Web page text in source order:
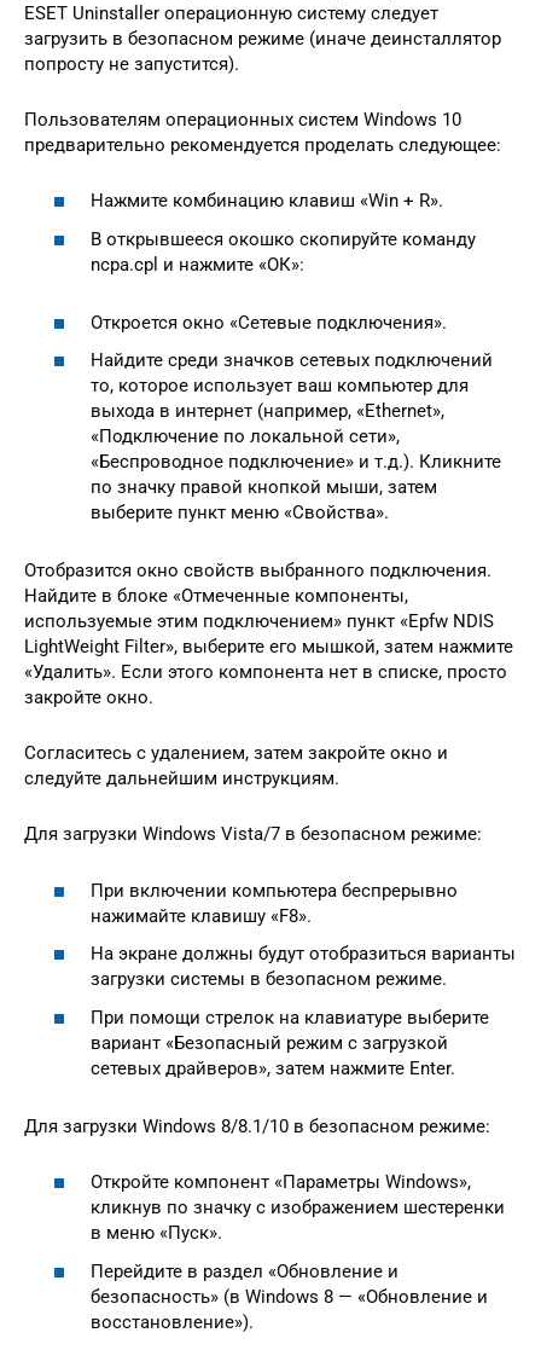
ESET Uninstaller операционную систему следует
загрузить в безопасном режиме (иначе деинсталлятор
попросту не запустится).
Пользователям операционных систем Windows 10
предварительно рекомендуется проделать следующее:
Нажмите комбинацию клавиш «Win + R».
В открывшееся окошко скопируйте команду
ncpa.cpl и нажмите «ОК»:
Откроется окно «Сетевые подключения».
Найдите среди значков сетевых подключений
то, которое использует ваш компьютер для
выхода в интернет (например, «Ethernet»,
«Подключение по локальной сети»,
«Беспроводное подключение» и т.д.). Кликните
по значку правой кнопкой мыши, затем
выберите пункт меню «Свойства».
Отобразится окно свойств выбранного подключения.
Найдите в блоке «Отмеченные компоненты,
используемые этим подключением» пункт «Epfw NDIS
LightWeight Filter», выберите его мышкой, затем нажмите
«Удалить». Если этого компонента нет в списке, просто
закройте окно.
Согласитесь с удалением, затем закройте окно и
следуйте дальнейшим инструкциям.
Для загрузки Windows Vista/7 в безопасном режиме:
При включении компьютера беспрерывно
нажимайте клавишу «F8».
На экране должны будут отобразиться варианты
загрузки системы в безопасном режиме.
При помощи стрелок на клавиатуре выберите
вариант «Безопасный режим с загрузкой
сетевых драйверов», затем нажмите Enter.
Для загрузки Windows 8/8.1/10 в безопасном режиме:
Откройте компонент «Параметры Windows»,
кликнув по значку с изображением шестеренки
в меню «Пуск».
Перейдите в раздел «Обновление и
безопасность» (в Windows 8 — «Обновление и
восстановление»).